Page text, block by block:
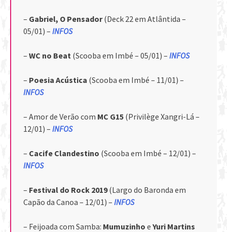
– Gabriel, O Pensador(Deck 22 em Atlântida –
05/01) – INFOS
– WC no Beat (Scooba em Imbé – 05/01) – INFOS
– Poesia Acústica (Scooba em Imbé – 11/01) –
INFOS
– Amor de Verão com MC G15 (Privilège Xangri-Lá –
12/01) – INFOS
– Cacife Clandestino (Scooba em Imbé – 12/01) –
INFOS
– Festival do Rock 2019(Largo do Baronda em
Capão da Canoa – 12/01) – INFOS
– Feijoada com Samba: Mumuzinho e Yuri Martins